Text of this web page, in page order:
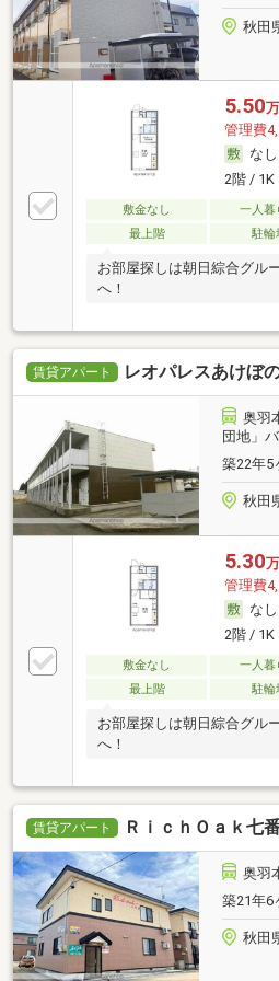
秋田
5.50
管理費
なし
2階 / 1K
敷金なし 一人暮
最上階
駐輪
お部屋探しは朝日綜合グル
へ！
賃貸アパート レオパレスあけぼ
奥羽
団地」
築22年5
秋田
5.30
管理費
なし
2階 / 1K
敷金なし 一人暮
最上階
駐輪
お部屋探しは朝日綜合グル
へ！
賃貸アパート ＲｉｃｈＯａｋ七
奥羽
築21年6
秋田